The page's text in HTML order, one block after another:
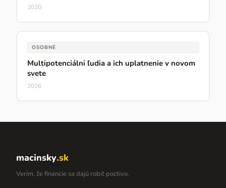
2020
OSOBNÉ
Multipotenciálni ľudia a ich uplatnenie v novom
svete
2026
macinsky.sk
Verím, že financie sa dajú robiť poctivo.